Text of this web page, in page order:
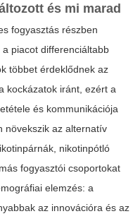
és mi marad
fogyasztás részben
piacot differenciáltabb
többet érdeklődnek az
kockázatok iránt, ezért a
és kommunikációja
növekszik az alternatív
nikotinpótló
fogyasztói csoportokat
elemzés: a
az innovációra és az